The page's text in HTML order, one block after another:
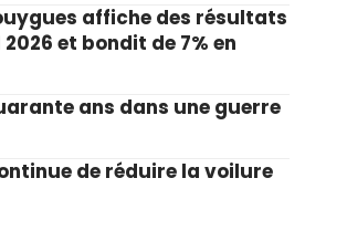
affiche des résultats
2026 et bondit de 7% en
ans dans une guerre
de réduire la voilure